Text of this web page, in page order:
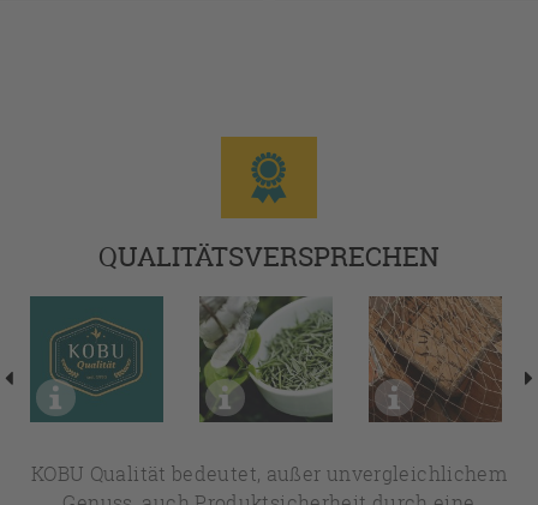
QUALITÄTSVERSPRECHEN
KOBU Qualität bedeutet, außer unvergleichlichem